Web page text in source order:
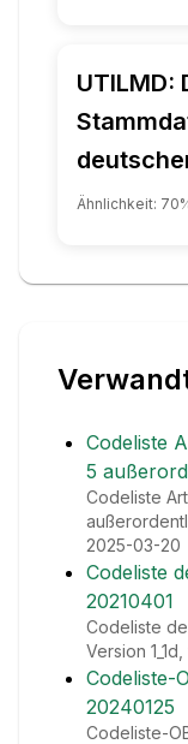
UTILMD:
Ähnlichkeit: 70
Codeliste
5
Codeliste
2025-03-20
Codeliste
20210401
Codeliste
Version
Codeliste-
20240125
Codeliste-